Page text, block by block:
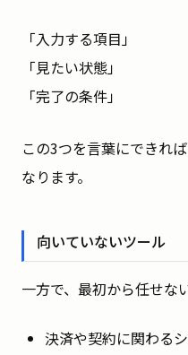
「入力する項目」
「見たい状態」
「完了の条件」
この3つを言葉にできれ
なります。
向いていないツール
一方で、最初から任せな
決済や契約に関わる